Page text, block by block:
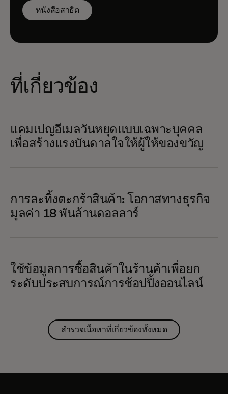
หนังสือสาธิต
ที่เกี่ยวข้อง
แคมเปญอีเมลวันหยุดแบบเฉพาะบุคคล
เพื่อสร้างแรงบันดาลใจให้ผู้ให้ของขวัญ
การละทิ้งตะกร้าสินค้า: โอกาสทางธุรกิจ
มูลค่า 18 พันล้านดอลลาร์
ใช้ข้อมูลการซื้อสินค้าในร้านค้าเพื่อยก
ระดับประสบการณ์การช้อปปิ้งออนไลน์
สำรวจเนื้อหาที่เกี่ยวข้องทั้งหมด